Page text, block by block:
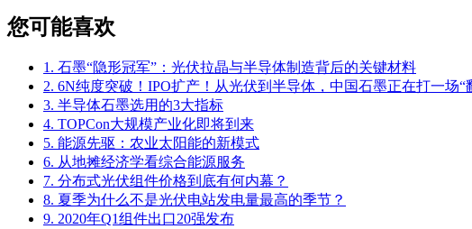
您可能喜欢
1. 石墨“隐形冠军”：光伏拉晶与半导体制造背后的关键材料
2. 6N纯度突破！IPO扩产！从光伏到半导体，中国石墨正在打一场“
3. 半导体石墨选用的3大指标
4. TOPCon大规模产业化即将到来
5. 能源先驱：农业太阳能的新模式
6. 从地摊经济学看综合能源服务
7. 分布式光伏组件价格到底有何内幕？
8. 夏季为什么不是光伏电站发电量最高的季节？
9. 2020年Q1组件出口20强发布